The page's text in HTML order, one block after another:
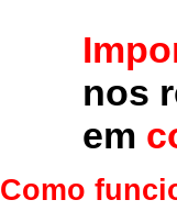
nos
em
Como